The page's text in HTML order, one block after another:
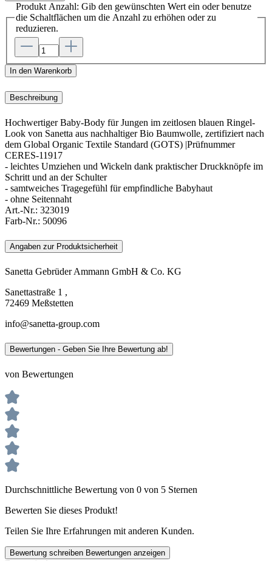
Produkt Anzahl: Gib den gewünschten Wert ein oder benutze
die Schaltflächen um die Anzahl zu erhöhen oder zu
reduzieren.
In den Warenkorb
Beschreibung
Hochwertiger Baby-Body für Jungen im zeitlosen blauen Ringel-
Look von Sanetta aus nachhaltiger Bio Baumwolle, zertifiziert nach
dem Global Organic Textile Standard (GOTS) |Prüfnummer
CERES-11917
- leichtes Umziehen und Wickeln dank praktischer Druckknöpfe im
Schritt und an der Schulter
- samtweiches Tragegefühl für empfindliche Babyhaut
- ohne Seitennaht
Art.-Nr.: 323019
Farb-Nr.: 50096
Angaben zur Produktsicherheit
Sanetta Gebrüder Ammann GmbH & Co. KG
Sanettastraße 1 ,
72469 Meßstetten
info@sanetta-group.com
Bewertungen - Geben Sie Ihre Bewertung ab!
von Bewertungen
Durchschnittliche Bewertung von 0 von 5 Sternen
Bewerten Sie dieses Produkt!
Teilen Sie Ihre Erfahrungen mit anderen Kunden.
Bewertung schreiben Bewertungen anzeigen